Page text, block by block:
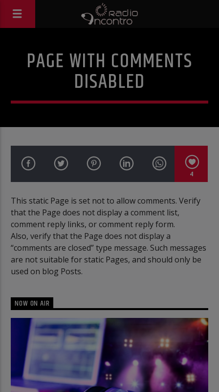
PAGE WITH COMMENTS
DISABLED
4
This static Page is set not to allow comments. Verify
that the Page does not display a comment list,
comment reply links, or comment reply form.
Also, verify that the Page does not display a
“comments are closed” type message. Such messages
are not suitable for static Pages, and should only be
used on blog Posts.
NOW ON AIR